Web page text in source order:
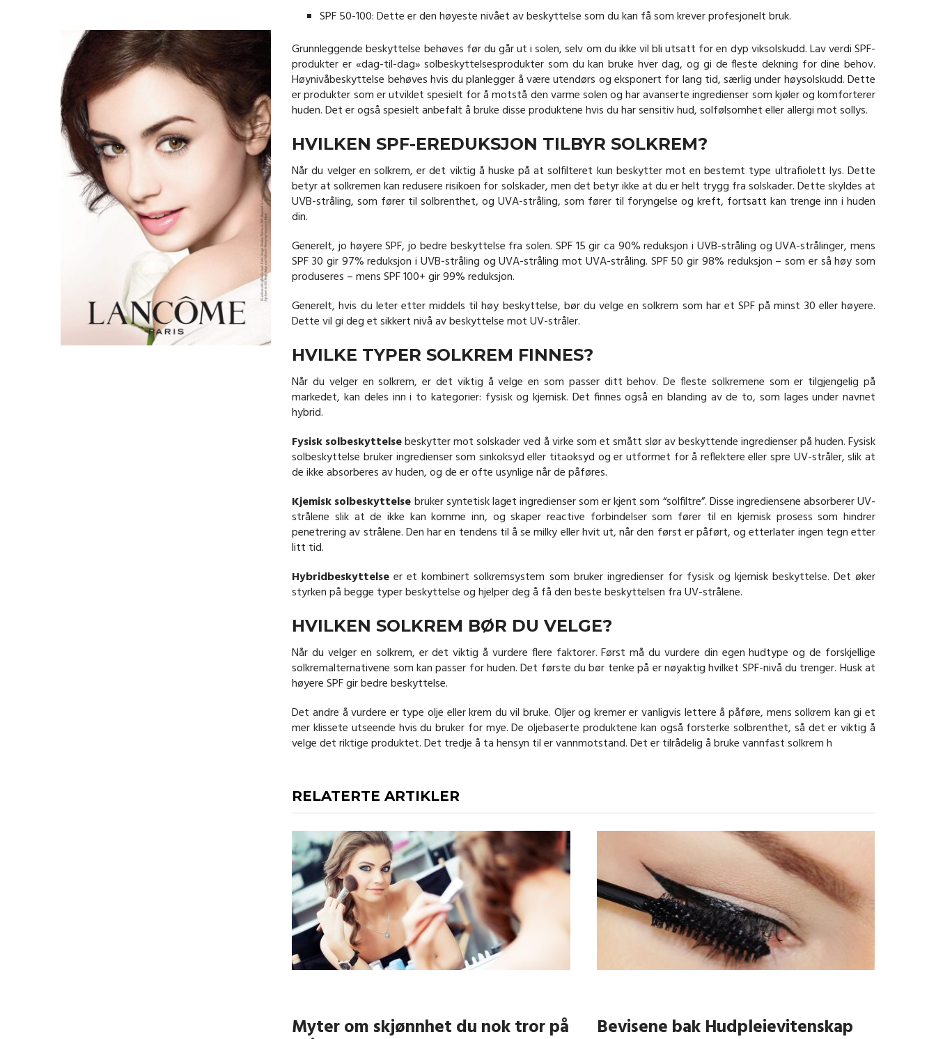
SPF 50-100: Dette er den høyeste nivået av beskyttelse som du kan få som krever profesjonelt bruk.
Grunnleggende beskyttelse behøves før du går ut i solen, selv om du ikke vil bli utsatt for en dyp viksolskudd. Lav verdi SPF-
produkter er «dag-til-dag» solbeskyttelsesprodukter som du kan bruke hver dag, og gi de fleste dekning for dine behov.
Høynivåbeskyttelse behøves hvis du planlegger å være utendørs og eksponert for lang tid, særlig under høysolskudd. Dette
er produkter som er utviklet spesielt for å motstå den varme solen og har avanserte ingredienser som kjøler og komforterer
huden. Det er også spesielt anbefalt å bruke disse produktene hvis du har sensitiv hud, solfølsomhet eller allergi mot sollys.
HVILKEN SPF-EREDUKSJON TILBYR SOLKREM?
Når du velger en solkrem, er det viktig å huske på at solfilteret kun beskytter mot en bestemt type ultrafiolett lys. Dette
betyr at solkremen kan redusere risikoen for solskader, men det betyr ikke at du er helt trygg fra solskader. Dette skyldes at
UVB-stråling, som fører til solbrenthet, og UVA-stråling, som fører til foryngelse og kreft, fortsatt kan trenge inn i huden
din.
Generelt, jo høyere SPF, jo bedre beskyttelse fra solen. SPF 15 gir ca 90% reduksjon i UVB-stråling og UVA-strålinger, mens
SPF 30 gir 97% reduksjon i UVB-stråling og UVA-stråling mot UVA-stråling. SPF 50 gir 98% reduksjon – som er så høy som
produseres – mens SPF 100+ gir 99% reduksjon.
Generelt, hvis du leter etter middels til høy beskyttelse, bør du velge en solkrem som har et SPF på minst 30 eller høyere.
Dette vil gi deg et sikkert nivå av beskyttelse mot UV-stråler.
HVILKE TYPER SOLKREM FINNES?
Når du velger en solkrem, er det viktig å velge en som passer ditt behov. De fleste solkremene som er tilgjengelig på
markedet, kan deles inn i to kategorier: fysisk og kjemisk. Det finnes også en blanding av de to, som lages under navnet
hybrid.
Fysisk solbeskyttelsebeskytter mot solskader ved å virke som et smått slør av beskyttende ingredienser på huden. Fysisk
solbeskyttelse bruker ingredienser som sinkoksyd eller titaoksyd og er utformet for å reflektere eller spre UV-stråler, slik at
de ikke absorberes av huden, og de er ofte usynlige når de påføres.
Kjemisk solbeskyttelsebruker syntetisk laget ingredienser som er kjent som “solfiltre”. Disse ingrediensene absorberer UV-
strålene slik at de ikke kan komme inn, og skaper reactive forbindelser som fører til en kjemisk prosess som hindrer
penetrering av strålene. Den har en tendens til å se milky eller hvit ut, når den først er påført, og etterlater ingen tegn etter
litt tid.
Hybridbeskyttelse er et kombinert solkremsystem som bruker ingredienser for fysisk og kjemisk beskyttelse. Det øker
styrken på begge typer beskyttelse og hjelper deg å få den beste beskyttelsen fra UV-strålene.
HVILKEN SOLKREM BØR DU VELGE?
Når du velger en solkrem, er det viktig å vurdere flere faktorer. Først må du vurdere din egen hudtype og de forskjellige
solkremalternativene som kan passer for huden. Det første du bør tenke på er nøyaktig hvilket SPF-nivå du trenger. Husk at
høyere SPF gir bedre beskyttelse.
Det andre å vurdere er type olje eller krem du vil bruke. Oljer og kremer er vanligvis lettere å påføre, mens solkrem kan gi et
mer klissete utseende hvis du bruker for mye. De oljebaserte produktene kan også forsterke solbrenthet, så det er viktig å
velge det riktige produktet. Det tredje å ta hensyn til er vannmotstand. Det er tilrådelig å bruke vannfast solkrem h
RELATERTE ARTIKLER
Myter om skjønnhet du nok tror på Bevisene bak Hudpleievitenskap